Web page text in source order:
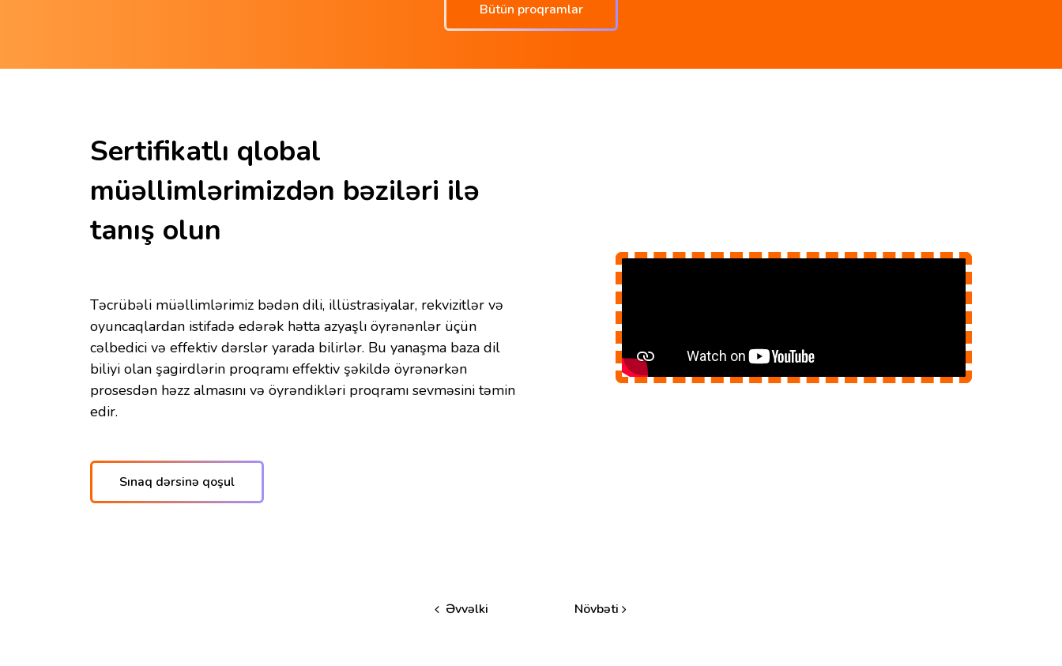
Bütün proqramlar
Sertifikatlı qlobal
müəllimlərimizdən bəziləri ilə
tanış olun
Təcrübəli müəllimlərimiz bədən dili, illüstrasiyalar, rekvizitlər və
oyuncaqlardan istifadə edərək hətta azyaşlı öyrənənlər üçün
cəlbedici və effektiv dərslər yarada bilirlər. Bu yanaşma baza dil
biliyi olan şagirdlərin proqramı effektiv şəkildə öyrənərkən
prosesdən həzz almasını və öyrəndikləri proqramı sevməsini təmin
edir.
Sınaq dərsinə qoşul
Əvvəlki Növbəti